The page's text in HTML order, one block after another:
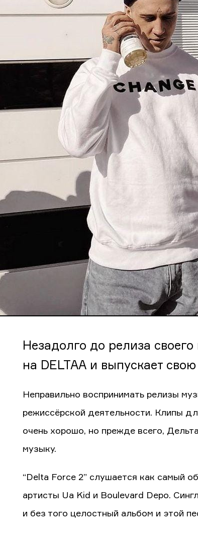
Незадолго до релиза
на DELTAA и выпускает
Неправильно воспринимать релизы
режиссёрской деятельности. Клипы
очень хорошо, но прежде всего,
музыку.
“Delta Force 2” слушается как самый
артисты Ua Kid и Boulevard Depo.
и без того целостный альбом и этой